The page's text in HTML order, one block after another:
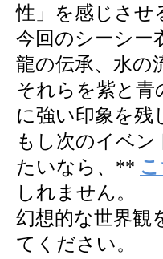
性」を感じさせ
今回のシーシー
龍の伝承、水の
それらを紫と青
に強い印象を残
もし次のイベ
たいなら、**
しれません。
幻想的な世界観
てください。